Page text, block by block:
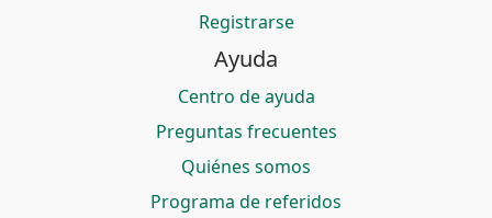
Registrarse
Ayuda
Centro de ayuda
Preguntas frecuentes
Quiénes somos
Programa de referidos